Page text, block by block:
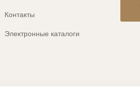
Контакты
Электронные каталоги